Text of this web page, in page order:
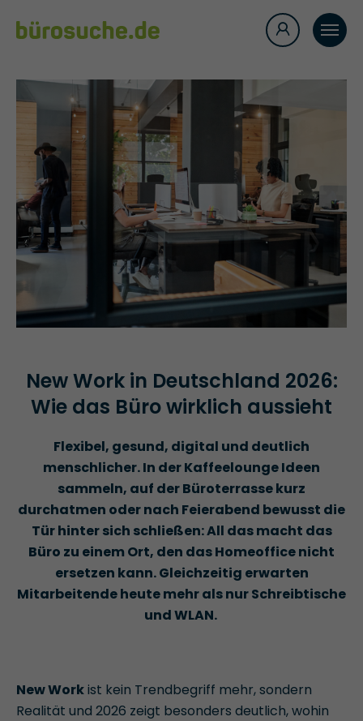
New Work in Deutschland 2026:
Wie das Büro wirklich aussieht
Flexibel, gesund, digital und deutlich
menschlicher. In der Kaffeelounge Ideen
sammeln, auf der Büroterrasse kurz
durchatmen oder nach Feierabend bewusst die
Tür hinter sich schließen: All das macht das
Büro zu einem Ort, den das Homeoffice nicht
ersetzen kann. Gleichzeitig erwarten
Mitarbeitende heute mehr als nur Schreibtische
und WLAN.
New Workist kein Trendbegriff mehr, sondern
Realität und 2026 zeigt besonders deutlich, wohin